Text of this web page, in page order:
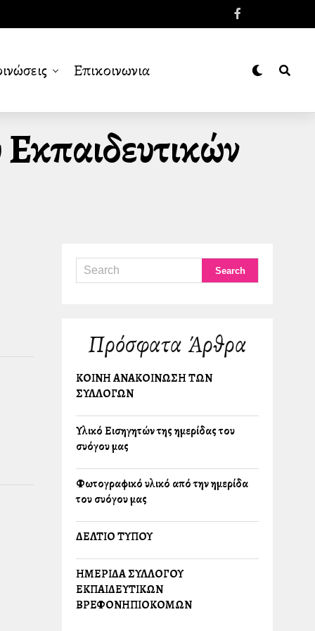
Επικοινωνια
Πρόσφατα Άρθρα
ΚΟΙΝΗ ΑΝΑΚΟΙΝΩΣΗ ΤΩΝ
ΣΥΛΛΟΓΩΝ
Υλικό Εισηγητών της ημερίδας του
συλλόγου μας
Φωτογραφικό υλικό από την ημερίδα
του συλλόγου μας
ΔΕΛΤΙΟ ΤΥΠΟΥ
ΗΜΕΡΙΔΑ ΣΥΛΛΟΓΟΥ
ΕΚΠΑΙΔΕΥΤΙΚΩΝ
ΒΡΕΦΟΝΗΠΙΟΚΟΜΩΝ